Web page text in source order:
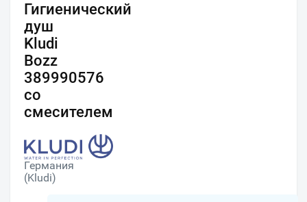
Гигиенический
душ
Kludi
Bozz
389990576
со
смесителем
Германия
(Kludi)